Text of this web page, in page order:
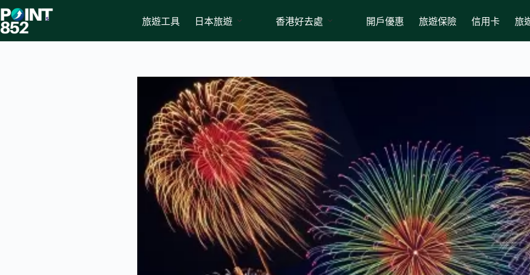
to
content
旅遊工具 日本旅遊 香港好去處 開戶優惠 旅遊保險 信用卡 旅